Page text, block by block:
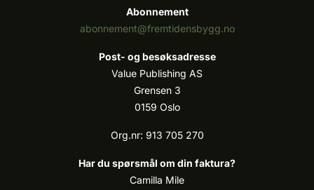
Abonnement
abonnement@fremtidensbygg.no
Post- og besøksadresse
Value Publishing AS
Grensen 3
0159 Oslo
Org.nr: 913 705 270
Har du spørsmål om din faktura?
Camilla Mile